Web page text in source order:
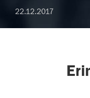
22.12.2017